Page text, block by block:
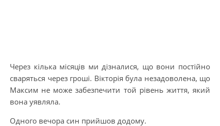
Через кілька місяців ми дізналися, що вони постійно
сваряться через гроші. Вікторія була незадоволена, що
Максим не може забезпечити той рівень життя, який
вона уявляла.
Одного вечора син прийшов додому.